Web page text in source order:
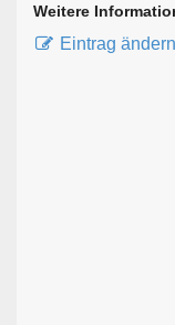
Weitere
Eintrag ändern